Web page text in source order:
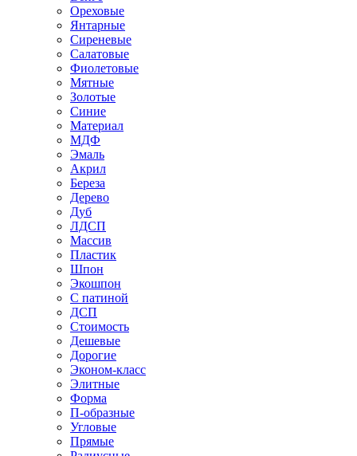
Ореховые
Янтарные
Сиреневые
Салатовые
Фиолетовые
Мятные
Золотые
Синие
Материал
МДФ
Эмаль
Акрил
Береза
Дерево
Дуб
ЛДСП
Массив
Пластик
Шпон
Экошпон
С патиной
ДСП
Стоимость
Дешевые
Дорогие
Эконом-класс
Элитные
Форма
П-образные
Угловые
Прямые